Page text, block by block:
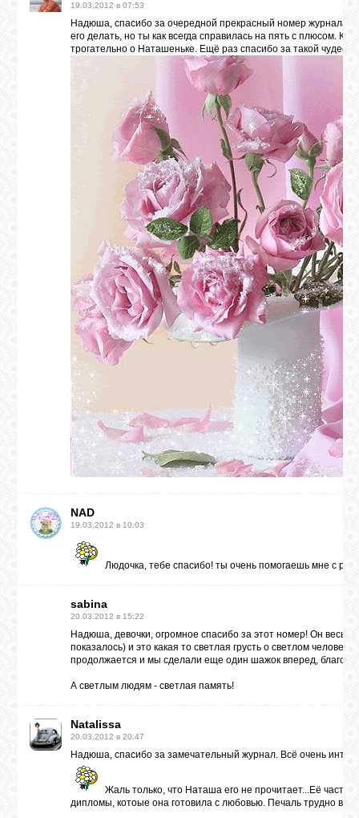
19.03.2012 в 07:53
Надюша, спасибо за очередной прекрасный номер журнала.
его делать, но ты как всегда справилась на пять с плюсом.
трогательно о Наташеньке. Ещё раз спасибо за такой
NAD
19.03.2012 в 10:03
Людочка, тебе спасибо! ты очень помогаешь мне с
sabina
20.03.2012 в 15:22
Надюша, девочки, огромное спасибо за этот номер! Он весь
показалось) и это какая то светлая грусть о светлом
продолжается и мы сделали еще один шажок вперед,
А светлым людям - светлая память!
Natalissa
20.03.2012 в 20:47
Надюша, спасибо за замечательный журнал. Всё очень
Жаль только, что Наташа его не прочитает...Её
дипломы, котоые она готовила с любовью. Печаль трудно